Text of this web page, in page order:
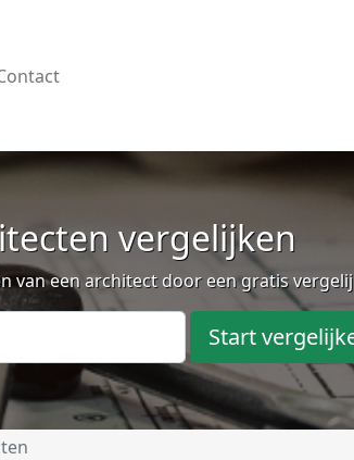
vergelijken
van een architect door een gratis
Start